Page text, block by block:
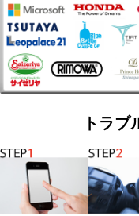
トラブ